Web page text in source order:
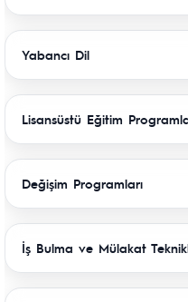
Yabancı Dil
Lisansüstü Eğitim
Değişim Programları
İş Bulma ve Mülakat